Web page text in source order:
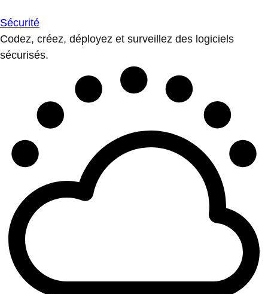
Sécurité
Codez, créez, déployez et surveillez des logiciels
sécurisés.